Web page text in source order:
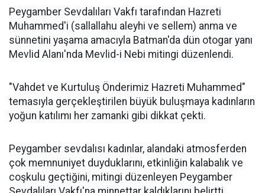
Peygamber Sevdalıları Vakfı tarafından Hazreti
Muhammed'i (sallallahu aleyhi ve sellem) anma ve
sünnetini yaşama amacıyla Batman'da dün otogar yanı
Mevlid Alanı'nda Mevlid-i Nebi mitingi düzenlendi.
"Vahdet ve Kurtuluş Önderimiz Hazreti Muhammed"
temasıyla gerçekleştirilen büyük buluşmaya kadınların
yoğun katılımı her zamanki gibi dikkat çekti.
Peygamber sevdalısı kadınlar, alandaki atmosferden
çok memnuniyet duyduklarını, etkinliğin kalabalık ve
coşkulu geçtiğini, mitingi düzenleyen Peygamber